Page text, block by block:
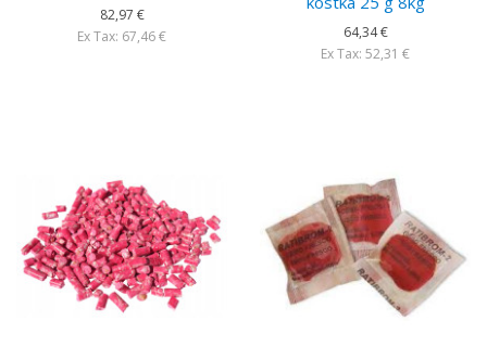
82,97 €
Ex Tax: 67,46 €
64,34 €
Ex Tax: 52,31 €